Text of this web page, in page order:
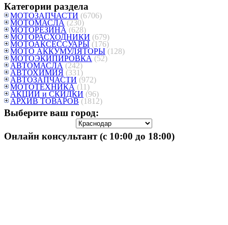
Категории раздела
МОТОЗАПЧАСТИ (6706)
МОТОМАСЛА (230)
МОТОРЕЗИНА (628)
МОТОРАСХОДНИКИ (679)
МОТОАКСЕССУАРЫ (176)
МОТО АККУМУЛЯТОРЫ (128)
МОТОЭКИПИРОВКА (52)
АВТОМАСЛА (242)
АВТОХИМИЯ (331)
АВТОЗАПЧАСТИ (972)
МОТОТЕХНИКА (11)
АКЦИИ и СКИДКИ (96)
АРХИВ ТОВАРОВ (1812)
Выберите ваш город:
Онлайн консультант (с 10:00 до 18:00)